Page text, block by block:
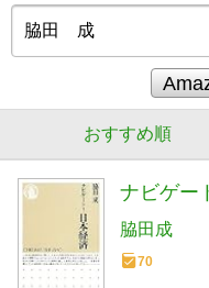
おすすめ順
ナビゲー
脇田成
70